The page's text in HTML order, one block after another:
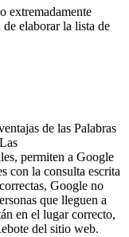
extremadamente
elaborar la lista de
de las Palabras
permiten a Google
con la consulta escrita
Google no
que lleguen a
en el lugar correcto,
del sitio web.